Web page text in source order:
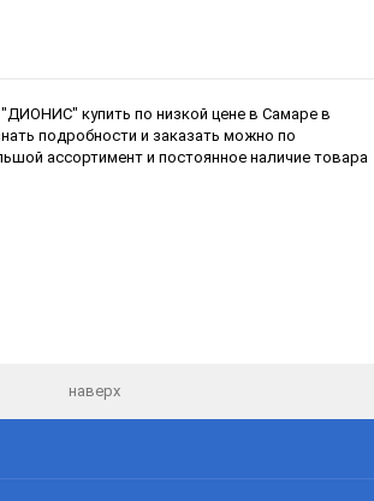
купить по низкой цене в Самаре в
подробности и заказать можно по
ассортимент и постоянное наличие товара
наверх